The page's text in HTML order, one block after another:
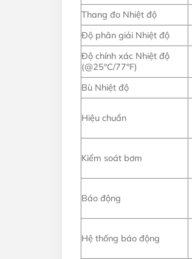
Thang đo Nhiệt độ
Độ phân giải Nhiệt độ
Độ chính xác Nhiệt độ
(@25°C/77°F)
Bù Nhiệt độ
Hiệu chuẩn
Kiểm soát bơm
Báo động
Hệ thống báo động